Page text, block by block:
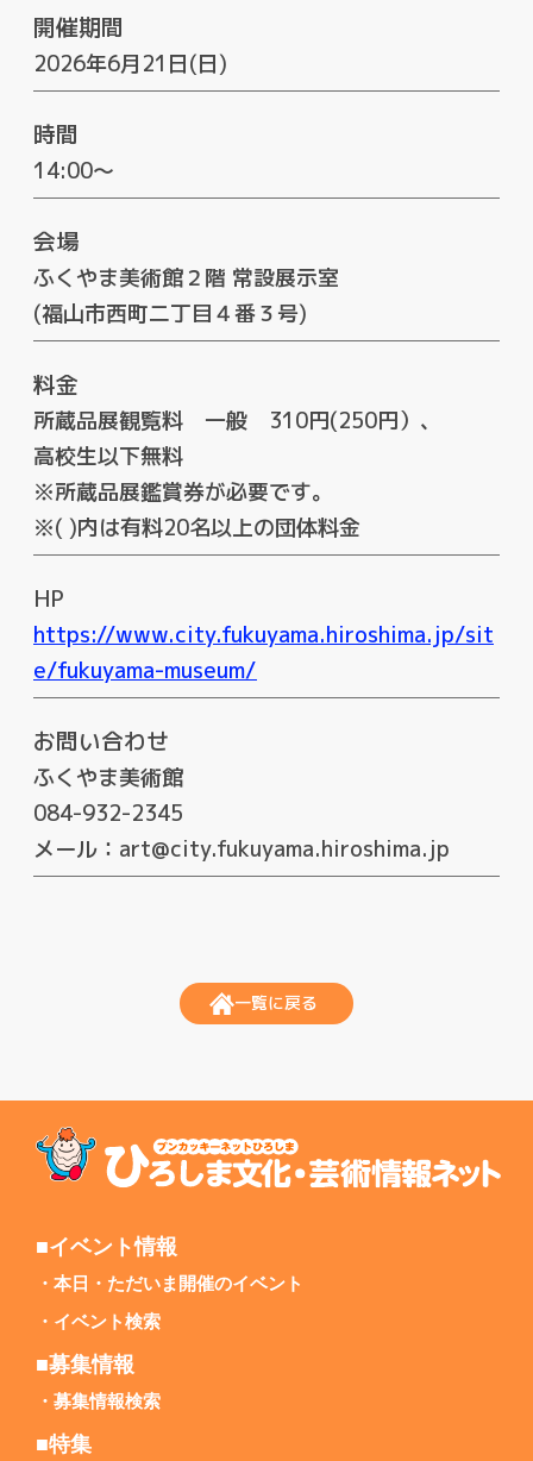
開催期間
2026年6月21日(日)
時間
14:00～
会場
ふくやま美術館２階 常設展示室
(福山市西町二丁目４番３号)
料金
所蔵品展観覧料 一般 310円(250円）、
高校生以下無料
※所蔵品展鑑賞券が必要です。
※( )内は有料20名以上の団体料金
HP
https://www.city.fukuyama.hiroshima.jp/sit
e/fukuyama-museum/
お問い合わせ
ふくやま美術館
084-932-2345
メール：art@city.fukuyama.hiroshima.jp
一覧に戻る
■イベント情報
本日・ただいま開催のイベント
イベント検索
■募集情報
募集情報検索
■特集